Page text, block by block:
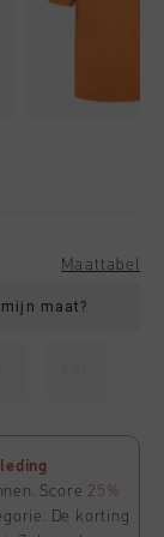
Maattabel
Score 25%
De korting